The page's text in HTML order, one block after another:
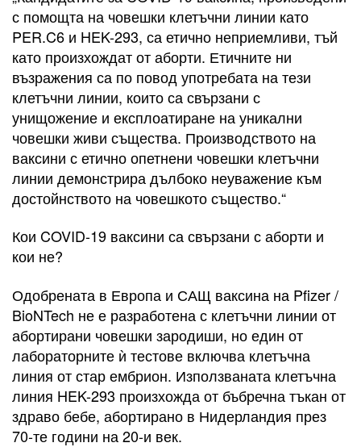
с помощта на човешки клетъчни линии като
PER.C6 и HEK-293, са етично неприемливи, тъй
като произхождат от аборти. Етичните ни
възражения са по повод употребата на тези
клетъчни линии, които са свързани с
унищожение и експлоатиране на уникални
човешки живи същества. Производството на
ваксини с етично опетнени човешки клетъчни
линии демонстрира дълбоко неуважение към
достойнството на човешкото същество.“
Кои COVID-19 ваксини са свързани с аборти и
кои не?
Одобрената в Европа и САЩ ваксина на Pfizer /
BioNTech не е разработена с клетъчни линии от
абортирани човешки зародиши, но един от
лабораторните ѝ тестове включва клетъчна
линия от стар ембрион. Използваната клетъчна
линия HEK-293 произхожда от бъбречна тъкан от
здраво бебе, абортирано в Нидерландия през
70-те години на 20-и век.